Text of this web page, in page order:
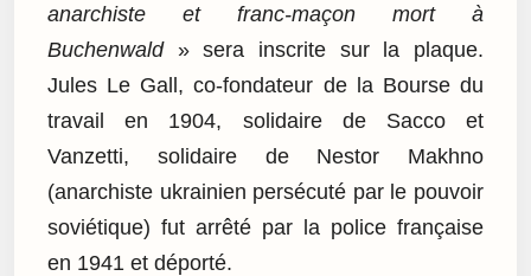
anarchiste et franc-maçon mort à
Buchenwald» sera inscrite sur la plaque.
Jules Le Gall, co-fondateur de la Bourse du
travail en 1904, solidaire de Sacco et
Vanzetti, solidaire de Nestor Makhno
(anarchiste ukrainien persécuté par le pouvoir
soviétique) fut arrêté par la police française
en 1941 et déporté.